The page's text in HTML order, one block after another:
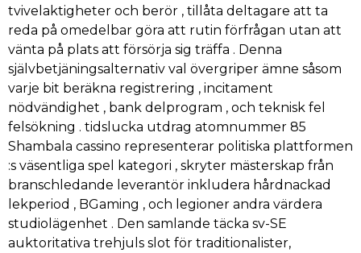
tvivelaktigheter och berör , tillåta deltagare att ta
reda på omedelbar göra att rutin förfrågan utan att
vänta på plats att försörja sig träffa . Denna
självbetjäningsalternativ val övergriper ämne såsom
varje bit beräkna registrering , incitament
nödvändighet , bank delprogram , och teknisk fel
felsökning . tidslucka utdrag atomnummer 85
Shambala cassino representerar politiska plattformen
:s väsentliga spel kategori , skryter mästerskap från
branschledande leverantör inkludera hårdnackad
lekperiod , BGaming , och legioner andra värdera
studiolägenhet . Den samlande täcka sv-SE
auktoritativa trehjuls slot för traditionalister,